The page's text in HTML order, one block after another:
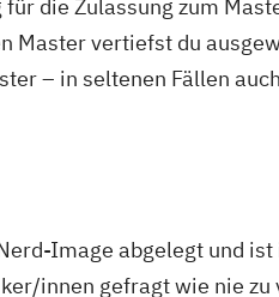
für die Zulassung zum
Master vertiefst du
– in seltenen Fällen
Image abgelegt und
innen gefragt wie nie zu